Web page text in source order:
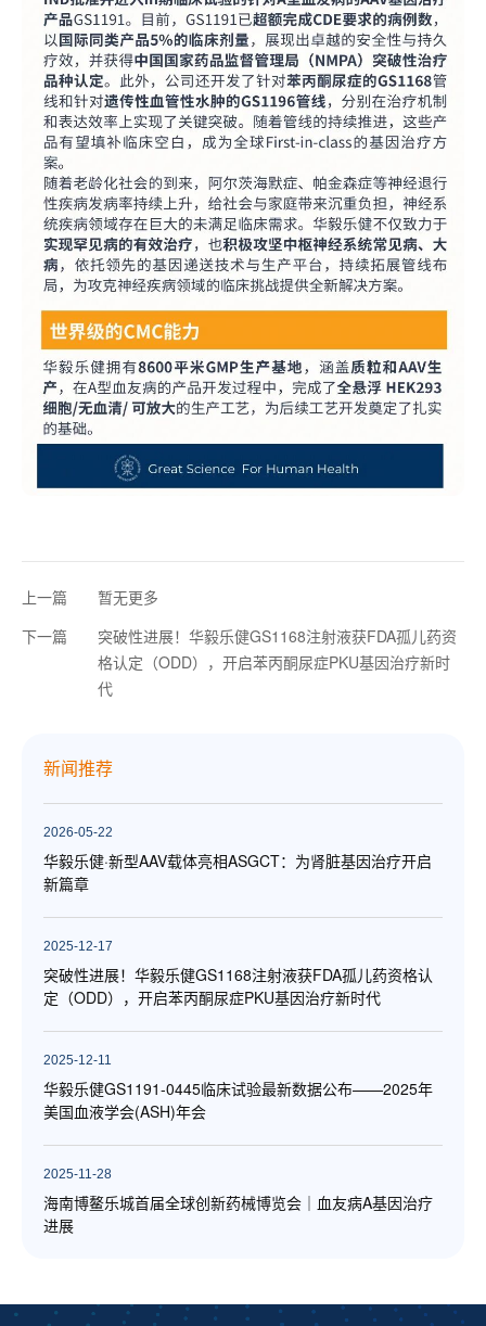
上一篇
暂无更多
下一篇
突破性进展！华毅乐健GS1168注射液获FDA孤儿药资
格认定（ODD），开启苯丙酮尿症PKU基因治疗新时
代
新闻推荐
2026-05-22
华毅乐健·新型AAV载体亮相ASGCT：为肾脏基因治疗开启
新篇章
2025-12-17
突破性进展！华毅乐健GS1168注射液获FDA孤儿药资格认
定（ODD），开启苯丙酮尿症PKU基因治疗新时代
2025-12-11
华毅乐健GS1191-0445临床试验最新数据公布——2025年
美国血液学会(ASH)年会
2025-11-28
海南博鳌乐城首届全球创新药械博览会｜血友病A基因治疗
进展